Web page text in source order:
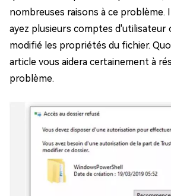
nombreuses raisons à ce problème.
ayez plusieurs comptes d'utilisateur
modifié les propriétés du fichier.
article vous aidera certainement à
problème.